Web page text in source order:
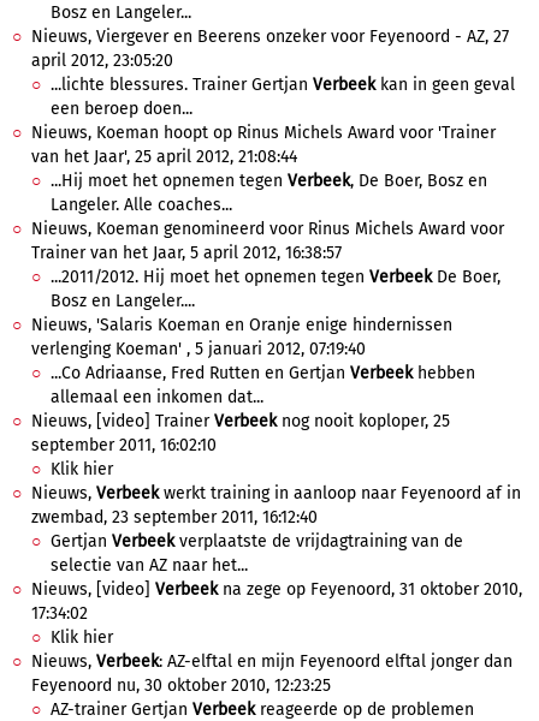
Bosz en Langeler...
Nieuws, Viergever en Beerens onzeker voor Feyenoord - AZ, 27
april 2012, 23:05:20
...lichte blessures. Trainer Gertjan Verbeekkan in geen geval
een beroep doen...
Nieuws, Koeman hoopt op Rinus Michels Award voor 'Trainer
van het Jaar', 25 april 2012, 21:08:44
...Hij moet het opnemen tegen Verbeek, De Boer, Bosz en
Langeler. Alle coaches...
Nieuws, Koeman genomineerd voor Rinus Michels Award voor
Trainer van het Jaar, 5 april 2012, 16:38:57
...2011/2012. Hij moet het opnemen tegen VerbeekDe Boer,
Bosz en Langeler....
Nieuws, 'Salaris Koeman en Oranje enige hindernissen
verlenging Koeman' , 5 januari 2012, 07:19:40
...Co Adriaanse, Fred Rutten en Gertjan Verbeekhebben
allemaal een inkomen dat...
Nieuws, [video] TrainerVerbeeknog nooit koploper, 25
september 2011, 16:02:10
Klik hier
Nieuws, Verbeekwerkt training in aanloop naar Feyenoord af in
zwembad, 23 september 2011, 16:12:40
Gertjan Verbeekverplaatste de vrijdagtraining van de
selectie van AZ naar het...
Nieuws, [video] Verbeekna zege op Feyenoord, 31 oktober 2010,
17:34:02
Klik hier
Nieuws, Verbeek: AZ-elftal en mijn Feyenoord elftal jonger dan
Feyenoord nu, 30 oktober 2010, 12:23:25
AZ-trainer Gertjan Verbeekreageerde op de problemen